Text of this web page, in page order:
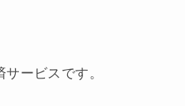
ービスです。